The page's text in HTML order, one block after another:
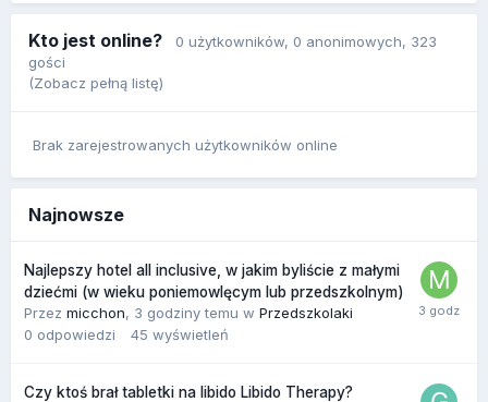
Kto jest online? 0 użytkowników, 0 anonimowych, 323
gości
(Zobacz pełną listę)
Brak zarejestrowanych użytkowników online
Najnowsze
Najlepszy hotel all inclusive, w jakim byliście z małymi
dziećmi (w wieku poniemowlęcym lub przedszkolnym)
Przez micchon, 3 godziny temu w Przedszkolaki
0 odpowiedzi 45 wyświetleń
Czy ktoś brał tabletki na libido Libido Therapy?